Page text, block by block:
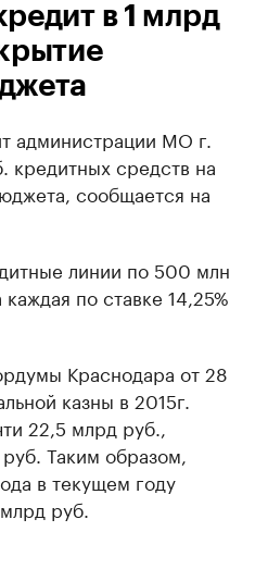
в 1 млрд
администрации МО г.
кредитных средств на
сообщается на
линии по 500 млн
по ставке 14,25%
Краснодара от 28
казны в 2015г.
22,5 млрд руб.,
Таким образом,
в текущем году
руб.